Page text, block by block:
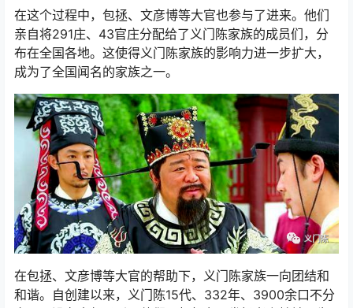
在这个过程中，包拯、文彦博等大官也参与了进来。他们
亲自将291庄、43官庄分配给了义门陈家族的成员们，分
布在全国各地。这使得义门陈家族的影响力进一步扩大，
成为了全国闻名的家族之一。
在包拯、文彦博等大官的帮助下，义门陈家族一向团结和
和谐。自创建以来，义门陈15代、332年、3900余口不分